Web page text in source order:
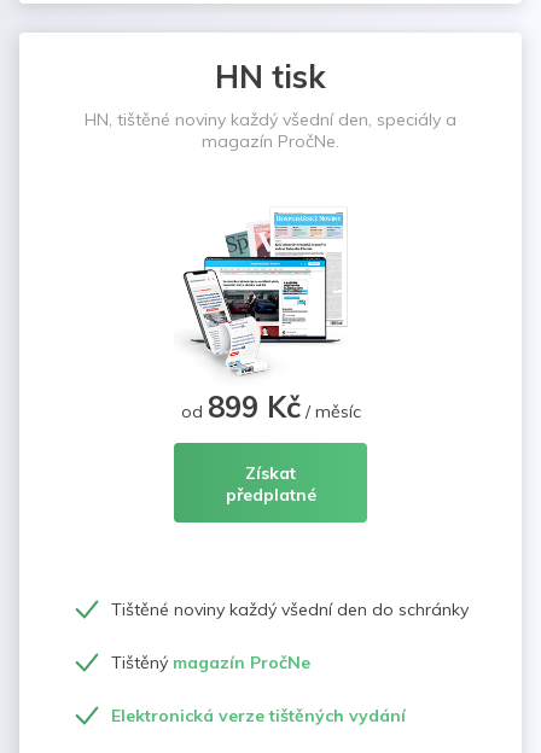
HN tisk
HN, tištěné noviny každý všední den, speciály a
magazín PročNe.
od 899 Kč/ měsíc
Získat
předplatné
Tištěné noviny každý všední den do schránky
Tištěný magazín PročNe
Elektronická verze tištěných vydání